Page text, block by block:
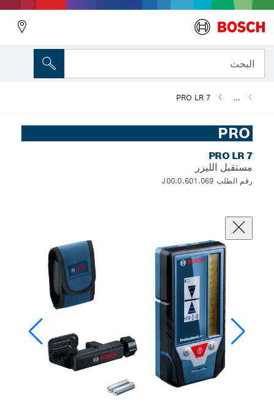
البحث
...
PRO LR 7
PRO
PRO LR 7
مستقبل الليزر
رقم الطلب 0.601.069.J00